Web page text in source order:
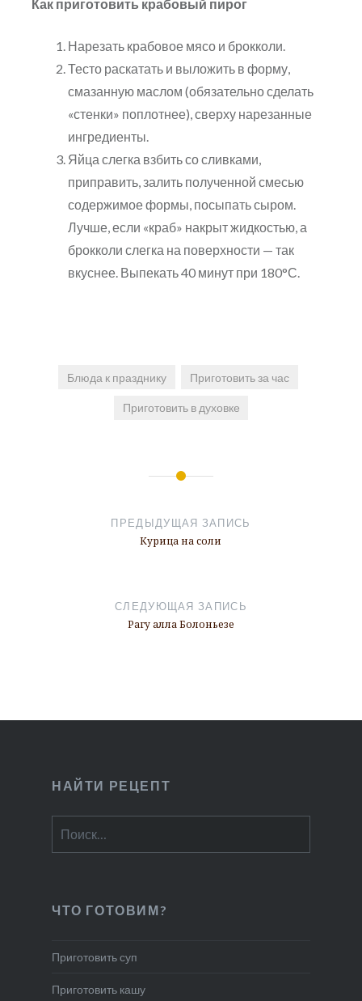
Как приготовить крабовый пирог
Нарезать крабовое мясо и брокколи.
Тесто раскатать и выложить в форму,
смазанную маслом (обязательно сделать
«стенки» поплотнее), сверху нарезанные
ингредиенты.
Яйца слегка взбить со сливками,
приправить, залить полученной смесью
содержимое формы, посыпать сыром.
Лучше, если «краб» накрыт жидкостью, а
брокколи слегка на поверхности — так
вкуснее. Выпекать 40 минут при 180°С.
Блюда к празднику Приготовить за час
Приготовить в духовке
ПРЕДЫДУЩАЯ ЗАПИСЬ
Курица на соли
СЛЕДУЮЩАЯ ЗАПИСЬ
Рагу алла Болоньезе
НАЙТИ РЕЦЕПТ
ЧТО ГОТОВИМ?
Приготовить суп
Приготовить кашу